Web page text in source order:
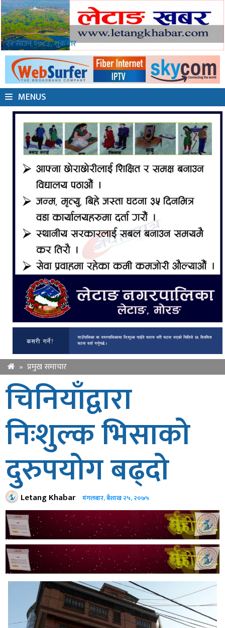
२२ साउन २०८३, शुक्रबार
MENUS
» प्रमुख समाचार
चिनियाँद्वारा
निःशुल्क भिसाको
दुरुपयोग बढ्दो
Letang Khabar मंगलबार, बैशाख २५, २०७५